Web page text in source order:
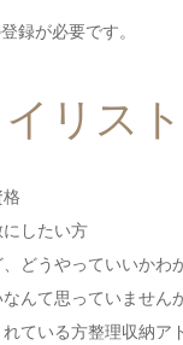
録が必要です。
リス
したい方
どうやっていいかわ
んて思っていません
ている方 整理収納